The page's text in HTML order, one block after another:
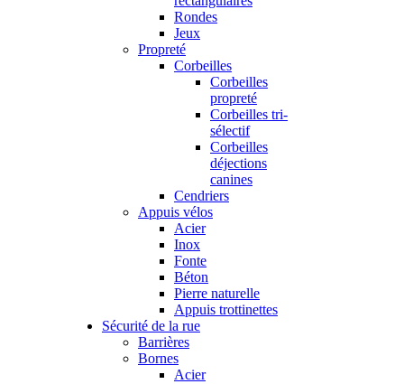
Rondes
Jeux
Propreté
Corbeilles
Corbeilles
propreté
Corbeilles tri-
sélectif
Corbeilles
déjections
canines
Cendriers
Appuis vélos
Acier
Inox
Fonte
Béton
Pierre naturelle
Appuis trottinettes
Sécurité de la rue
Barrières
Bornes
Acier